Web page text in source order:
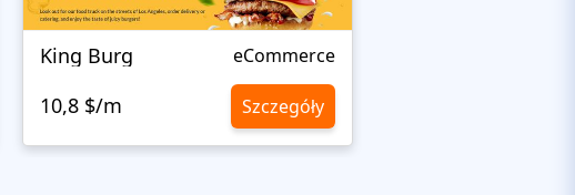
King Burg eCommerce
10,8 $/m Szczegóły